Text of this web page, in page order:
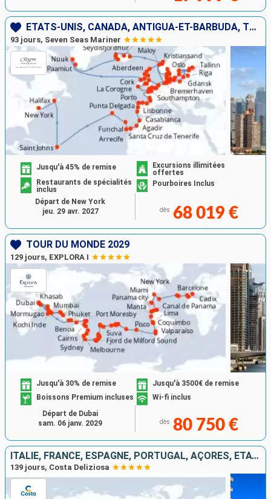
ÉTATS-UNIS, CANADA, ANTIGUA-ET-BARBUDA, TENERIFE, LANZAROTE, MAROC, PORTUGAL, ESPAGNE, FRANCE, BELGIQUE, PAYS-BAS, ALLEMAGNE, DANEMARK, POLOGNE, LETTONIE, ESTONIE, FINLANDE, SUÈDE, NORVÈGE, ISLANDE, G
93 jours, Seven Seas Mariner
Jusqu'à 45% de remise
Excursions illimitées
offertes
Restaurants de spécialités
inclus
Pourboires Inclus
dès 68 019 €
Départ de New York
jeu. 29 avr. 2027
TOUR DU MONDE 2029
129 jours, EXPLORA I
Jusqu'à 30% de remise
Jusqu'à 3500€ de remise
Boissons Premium incluses
Wi-fi inclus
dès 80 750 €
Départ de Dubai
sam. 06 janv. 2029
ITALIE, FRANCE, ESPAGNE, PORTUGAL, AÇORES, ÉTATS-UNIS, FLORIDE (USA), PANAMA, ÉTATS-UNIS, HAWAII, NOUVELLE-ZÉLANDE, AUSTRALIE, JAPON, MALAISIE, AFRIQUE DU SUD
139 jours, Costa Deliziosa